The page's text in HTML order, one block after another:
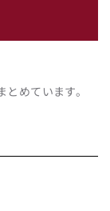
めています。